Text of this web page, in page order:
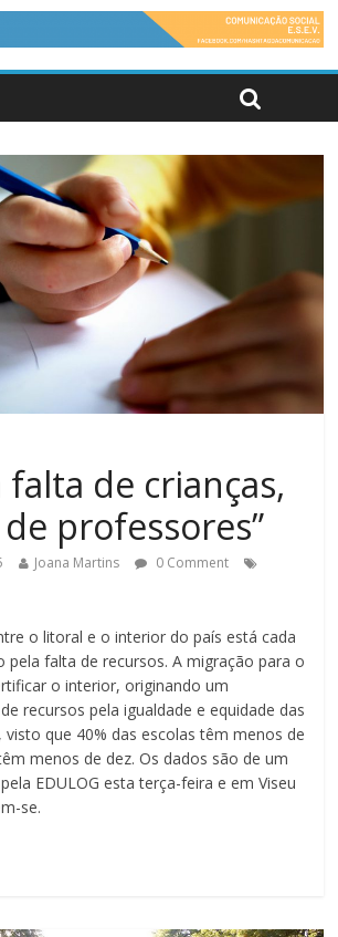
falta de crianças,
professores”
Joana Martins
0 Comment
o litoral e o interior do país está cada
pela falta de recursos. A migração para o
o interior, originando um
recursos pela igualdade e equidade das
visto que 40% das escolas têm menos de
menos de dez. Os dados são de um
EDULOG esta terça-feira e em Viseu
se.